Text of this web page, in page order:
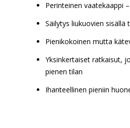
Perinteinen vaatekaappi
Säilytys liukuovien sisällä
Pienikokoinen mutta
Yksinkertaiset ratkaisut,
pienen tilan
Ihanteellinen pieniin